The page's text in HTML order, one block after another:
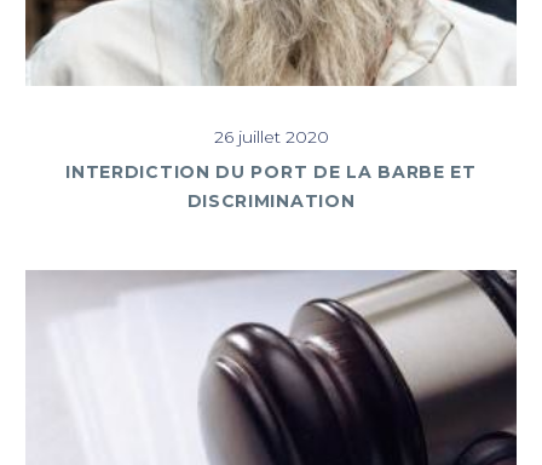
26 juillet 2020
INTERDICTION DU PORT DE LA BARBE ET
DISCRIMINATION